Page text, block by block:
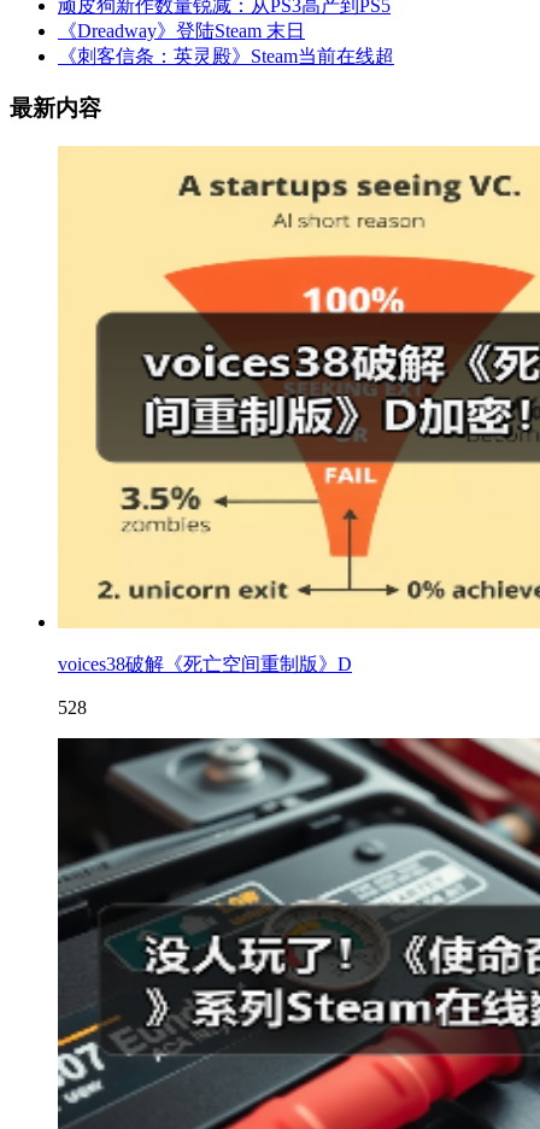
顽皮狗新作数量锐减：从PS3高产到PS5
《Dreadway》登陆Steam 末日
《刺客信条：英灵殿》Steam当前在线超
最新内容
voices38破解《死亡空间重制版》D
528